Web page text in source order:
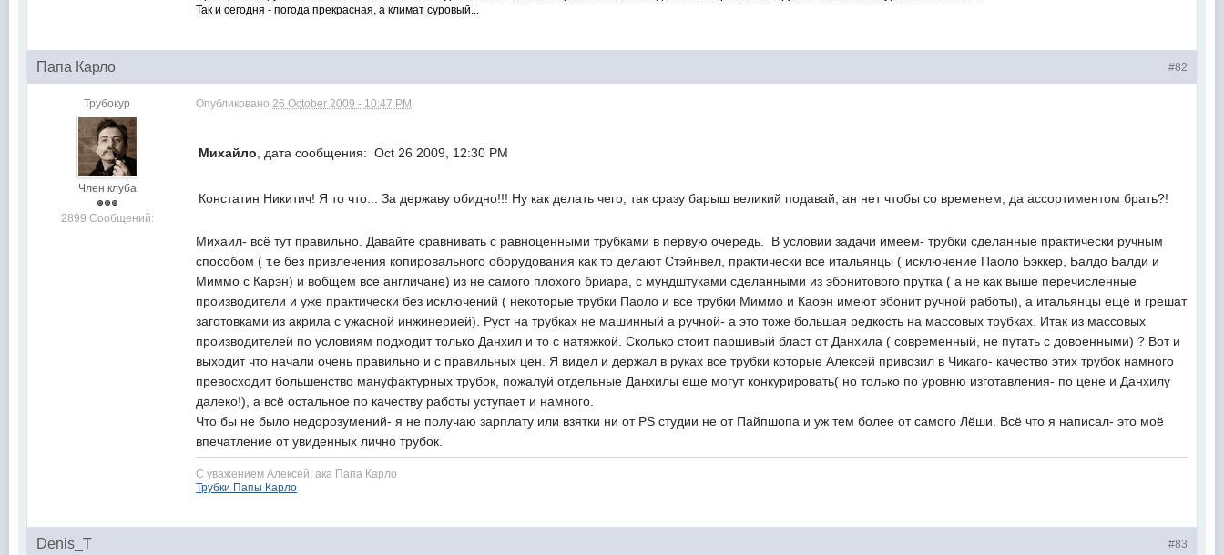
Так и сегодня - погода прекрасная, а климат суровый...
#82
Папа Карло
Трубокур
Член клуба
2899 Сообщений:
Опубликовано26 October 2009 - 10:47 PM
Михайло , дата сообщения: Oct 26 2009, 12:30 PM
Констатин Никитич! Я то что... За державу обидно!!! Ну как делать чего, так сразу барыш великий подавай, ан нет чтобы со временем, да ассортиментом брать?!
Михаил- всё тут правильно. Давайте сравнивать с равноценными трубками в первую очередь. В условии задачи имеем- трубки сделанные практически ручным
способом ( т.е без привлечения копировального оборудования как то делают Стэйнвел, практически все итальянцы ( исключение Паоло Бэккер, Балдо Балди и
Миммо с Карэн) и вобщем все англичане) из не самого плохого бриара, с мундштуками сделанными из эбонитового прутка ( а не как выше перечисленные
производители и уже практически без исключений ( некоторые трубки Паоло и все трубки Миммо и Каоэн имеют эбонит ручной работы), а итальянцы ещё и грешат
заготовками из акрила с ужасной инжинерией). Руст на трубках не машинный а ручной- а это тоже большая редкость на массовых трубках. Итак из массовых
производителей по условиям подходит только Данхил и то с натяжкой. Сколько стоит паршивый бласт от Данхила ( современный, не путать с довоенными) ? Вот и
выходит что начали очень правильно и с правильных цен. Я видел и держал в руках все трубки которые Алексей привозил в Чикаго- качество этих трубок намного
превосходит большенство мануфактурных трубок, пожалуй отдельные Данхилы ещё могут конкурировать( но только по уровню изготавления- по цене и Данхилу
далеко!), а всё остальное по качеству работы уступает и намного.
Что бы не было недорозумений- я не получаю зарплату или взятки ни от PS студии не от Пайпшопа и уж тем более от самого Лёши. Всё что я написал- это моё
впечатление от увиденных лично трубок.
С уважением Алексей, ака Папа Карло
Трубки Папы Карло
#83
Denis_T